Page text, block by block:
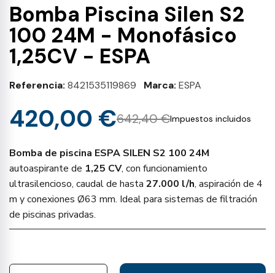
Bomba Piscina Silen S2
100 24M - Monofásico
1,25CV - ESPA
Referencia 8421535119869 Marca ESPA
642,40 €
420,00 € Impuestos incluidos
Bomba de piscina ESPA SILEN S2 100 24M
autoaspirante de 1,25 CV, con funcionamiento
ultrasilencioso, caudal de hasta 27.000 l/h, aspiración de 4
m y conexiones Ø63 mm. Ideal para sistemas de filtración
de piscinas privadas.